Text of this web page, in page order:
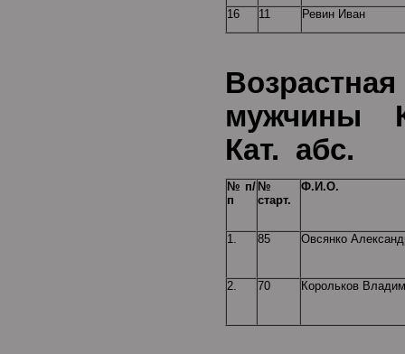
16
11 Ревин Иван
Возрастная
мужчины
Кат. абс.
№ п/
п
№
старт.
Ф.И.О.
1. 85 Овсянко
2. 70 Корольков